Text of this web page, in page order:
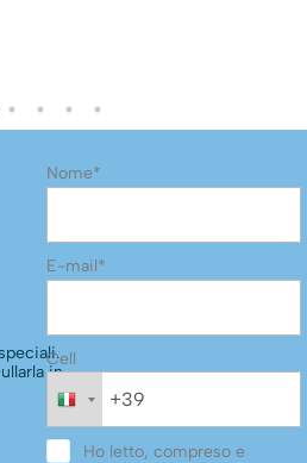
in
Nome*
E-mail*
Cell
Ho letto, compreso e